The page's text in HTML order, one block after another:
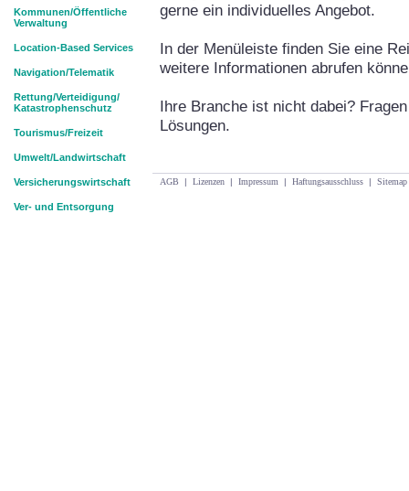
Kommunen/Öffentliche
Verwaltung
Location-Based Services
Navigation/Telematik
Rettung/Verteidigung/
Katastrophenschutz
Tourismus/Freizeit
Umwelt/Landwirtschaft
Versicherungswirtschaft
Ver- und Entsorgung
gerne ein individuelles Angebot.
In der Menüleiste finden Sie eine
weitere Informationen abrufen
Ihre Branche ist nicht dabei?
Lösungen.
AGB | Lizenzen | Impressum | Haftungsausschluss | Sitemap